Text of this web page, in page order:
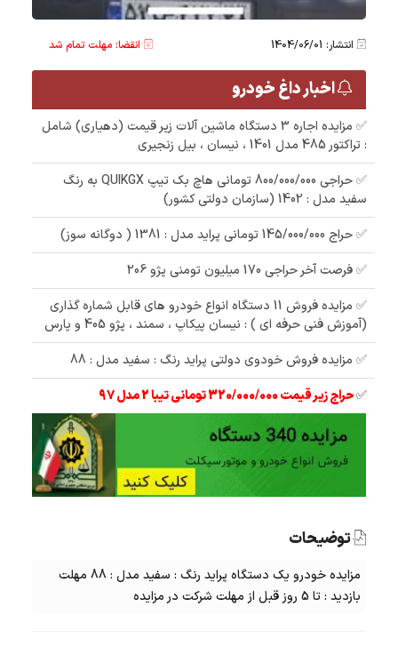
انتشار: 1404/06/01 انقضا: مهلت تمام شد
اخبار داغ خودرو
✅ مزایده اجاره 3 دستگاه ماشین آلات زیر قیمت (دهیاری) شامل
: تراکتور 485 مدل 1401 ، نیسان ، بیل زنجیری
✅ حراجی 800/000/000 تومانی ھاچ بک تیپ QUIKGX به رنگ
سفید مدل : 1402 (سازمان دولتی کشور)
✅ حراج 145/000/000 تومانی پراید مدل : 1381 ( دوگانه سوز)
✅ فرصت آخر حراجی 170 میلیون تومنی پژو 206
✅ مزایده فروش 11 دستگاه انواع خودرو های قابل شماره گذاری
(آموزش فنی حرفه ای ) : نیسان پیکاپ ، سمند ، پژو 405 و پارس
✅ مزایده فروش خودوی دولتی پراید رنگ : سفید مدل : 88
✅حراج زیر قیمت 320/000/000 تومانی تیبا 2 مدل 97
توضیحات
مزایده خودرو یک دستگاه پراید رنگ : سفید مدل : 88 مهلت
بازدید : تا 5 روز قبل از مهلت شرکت در مزایده